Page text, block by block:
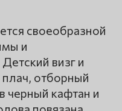
своеобразной
и
визг и
отборный
черный кафтан и